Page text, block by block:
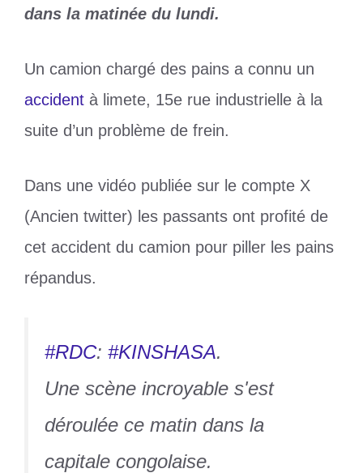
dans la matinée du lundi.
Un camion chargé des pains a connu un
accident à limete, 15e rue industrielle à la
suite d’un problème de frein.
Dans une vidéo publiée sur le compte X
(Ancien twitter) les passants ont profité de
cet accident du camion pour piller les pains
répandus.
#RDC: #KINSHASA.
Une scène incroyable s'est
déroulée ce matin dans la
capitale congolaise.